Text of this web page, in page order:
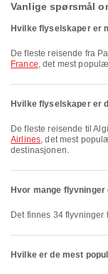
Vanlige spørsmål
Hvilke flyselskaper er
De fleste reisende fra
France, det mest
Hvilke flyselskaper er
De fleste reisende til
Airlines, det mest
destinasjonen.
Hvor mange
Det finnes 34
Hvilke er de mest